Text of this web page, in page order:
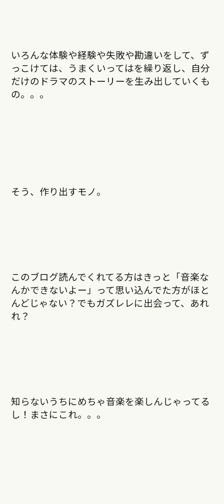
いろんな体験や経験や失敗や勘違いをして、ず
っこけては、うまくいってはを繰り返し、自分
だけのドラマのストーリーを生み出していくも
の。。。
そう、作り出すモノ。
このブログ読んでくれてる方はきっと「音楽な
んかできないよー」って思い込んでた方がほと
んどじゃない？でもガズレレに出会って、あれ
れ？
知らないうちにめちゃ音楽を楽しんじゃってる
し！まさにこれ。。。